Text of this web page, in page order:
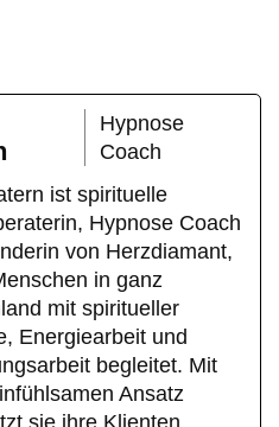
Hypnose
Coach
ist spirituelle
Hypnose Coach
von Herzdiamant,
in ganz
mit spiritueller
Energiearbeit und
begleitet. Mit
Ansatz